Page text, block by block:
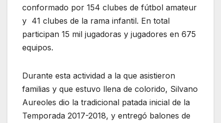
conformado por 154 clubes de fútbol amateur
y 41 clubes de la rama infantil. En total
participan 15 mil jugadoras y jugadores en 675
equipos.
Durante esta actividad a la que asistieron
familias y que estuvo llena de colorido, Silvano
Aureoles dio la tradicional patada inicial de la
Temporada 2017-2018, y entregó balones de